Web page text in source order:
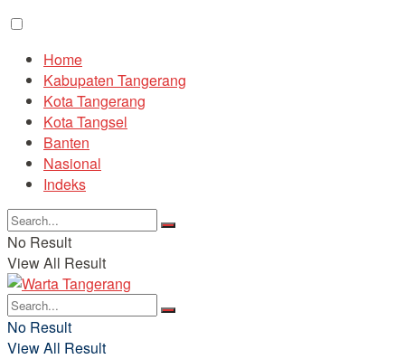
Home
Kabupaten Tangerang
Kota Tangerang
Kota Tangsel
Banten
Nasional
Indeks
No Result
View All Result
No Result
View All Result